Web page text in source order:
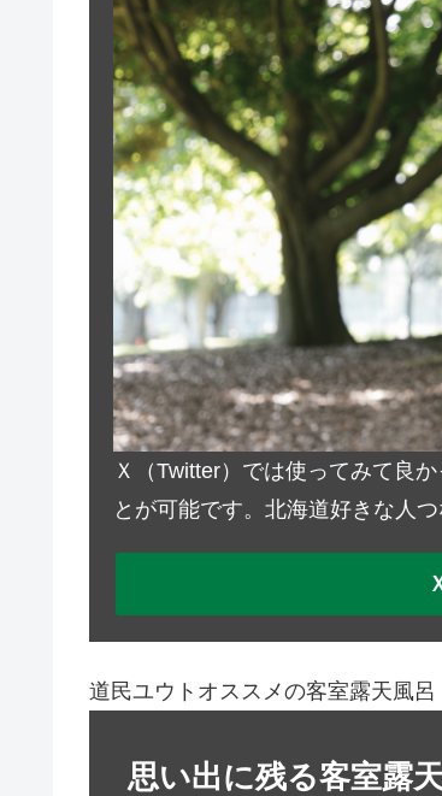
Ｘ（Twitter）では使ってみて良
とが可能です。北海道好きな人
道民ユウトオススメの客室露天風呂
思い出に残る客室露